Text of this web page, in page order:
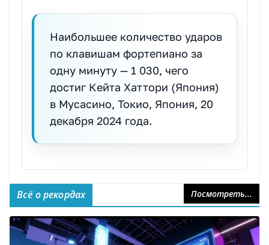
Наибольшее количество ударов
по клавишам фортепиано за
одну минуту — 1 030, чего
достиг Кейта Хаттори (Япония)
в Мусасино, Токио, Япония, 20
декабря 2024 года.
Всё о рекордах Посмотреть...